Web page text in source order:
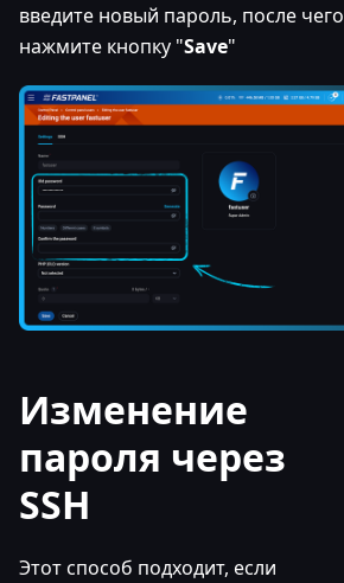
введите новый пароль, после чего
нажмите кнопку "Save"
Изменение
пароля через
SSH
Этот способ подходит, если